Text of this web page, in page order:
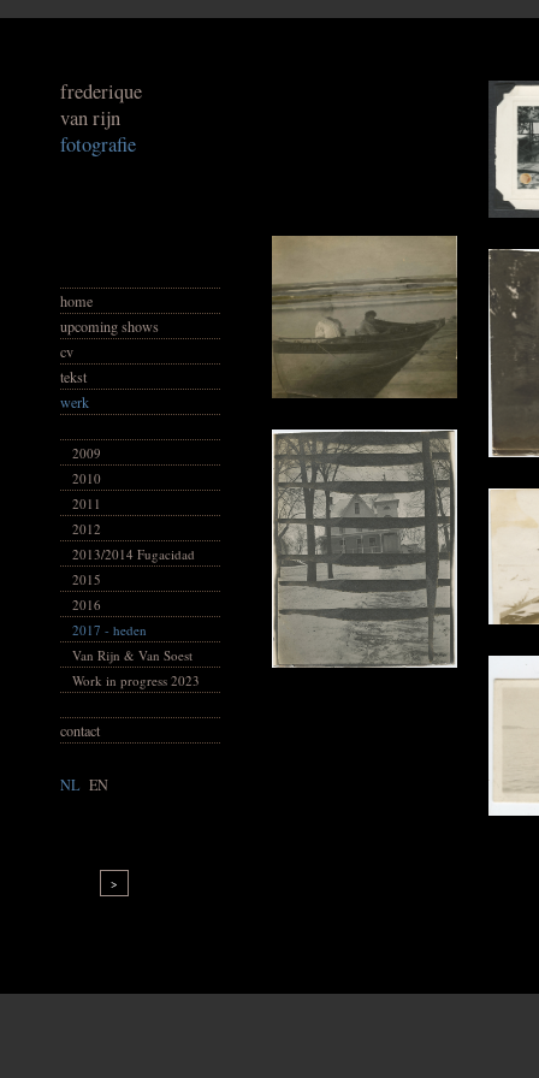
frederique
van rijn
fotografie
home
upcoming shows
cv
tekst
werk
2009
2010
2011
2012
2013/2014 Fugacidad
2015
2016
2017 - heden
Van Rijn & Van Soest
Work in progress 2023
contact
NL EN
>